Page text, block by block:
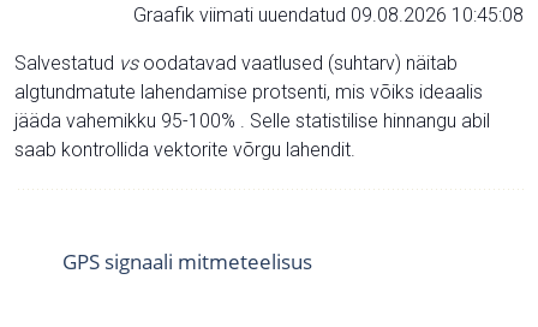
Graafik viimati uuendatud 09.08.2026 10:45:08
Salvestatud vsoodatavad vaatlused (suhtarv) näitab
algtundmatute lahendamise protsenti, mis võiks ideaalis
jääda vahemikku 95-100% . Selle statistilise hinnangu abil
saab kontrollida vektorite võrgu lahendit.
GPS signaali mitmeteelisus